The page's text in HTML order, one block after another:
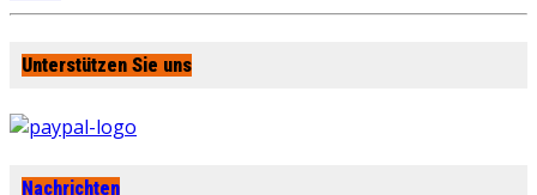
Unterstützen Sie uns
Nachrichten